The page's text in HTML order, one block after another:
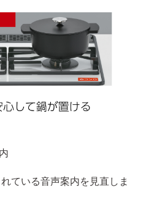
ている音声案内を見直しま